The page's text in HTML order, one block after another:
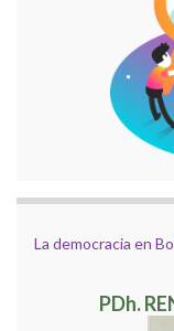
La democracia en
PDh.